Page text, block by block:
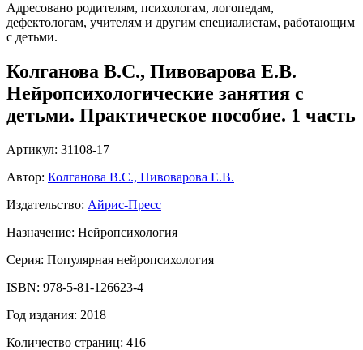
Адресовано родителям, психологам, логопедам,
дефектологам, учителям и другим специалистам, работающим
с детьми.
Колганова В.С., Пивоварова Е.В.
Нейропсихологические занятия с
детьми. Практическое пособие. 1 часть
Артикул: 31108-17
Автор: Колганова В.С., Пивоварова Е.В.
Издательство: Айрис-Пресс
Назначение: Нейропсихология
Серия: Популярная нейропсихология
ISBN: 978-5-81-126623-4
Год издания: 2018
Количество страниц: 416